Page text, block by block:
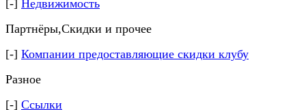
[-] Недвижимость
Партнёры,Скидки и прочее
[-] Компании предоставляющие скидки клубу
Разное
[-] Ссылки